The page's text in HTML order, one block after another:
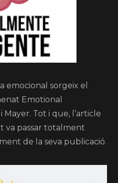
emocional sorgeix el
Emotional
Tot i que, l’article
va passar totalment
de la seva publicació.